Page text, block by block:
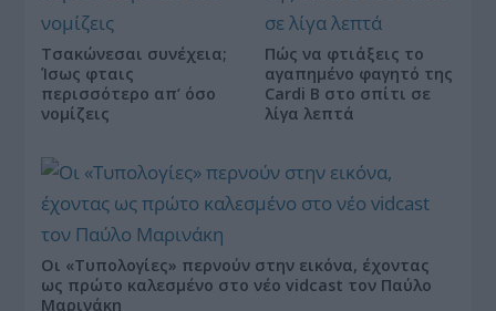
Τσακώνεσαι συνέχεια;
Ίσως φταις
περισσότερο απ’ όσο
νομίζεις
Πώς να φτιάξεις το
αγαπημένο φαγητό της
Cardi B στο σπίτι σε
λίγα λεπτά
Οι «Τυπολογίες» περνούν στην εικόνα, έχοντας
ως πρώτο καλεσμένο στο νέο vidcast τον Παύλο
Μαρινάκη